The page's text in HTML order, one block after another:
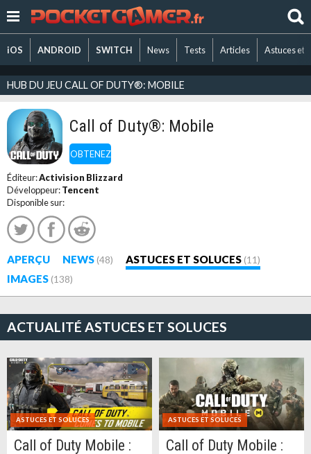
iOS ANDROID SWITCH News Tests Articles Astuces et
HUB DU JEU CALL OF DUTY®: MOBILE
OBTENEZ
Call of Duty®: Mobile
Éditeur:Activision Blizzard
Développeur:Tencent
Disponible sur:
APERÇU NEWS (48) ASTUCES ET SOLUCES (11)
IMAGES (138)
ACTUALITÉ ASTUCES ET SOLUCES
ASTUCES ET SOLUCES
Call of Duty Mobile :
ASTUCES ET SOLUCES
Call of Duty Mobile :